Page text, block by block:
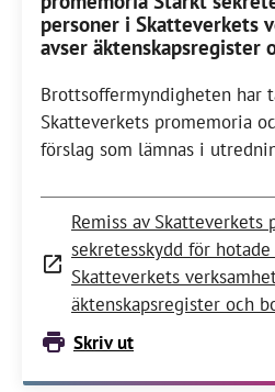
personer i Skatteverkets
avser äktenskapsregister
Brottsoffermyndigheten har
Skatteverkets promemoria
förslag som lämnas i
Remiss av
sekretesskydd för
Skatteverkets
äktenskapsregister och
Skriv ut